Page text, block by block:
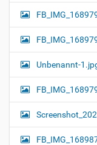
Unbenannt-